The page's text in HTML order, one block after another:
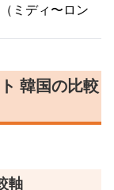
ミディ〜ロン
韓国の比較
軸